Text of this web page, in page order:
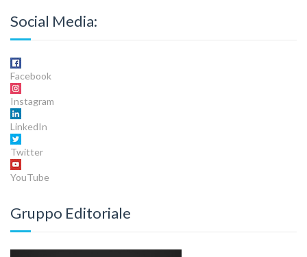
Social Media:
Facebook
Instagram
LinkedIn
Twitter
YouTube
Gruppo Editoriale